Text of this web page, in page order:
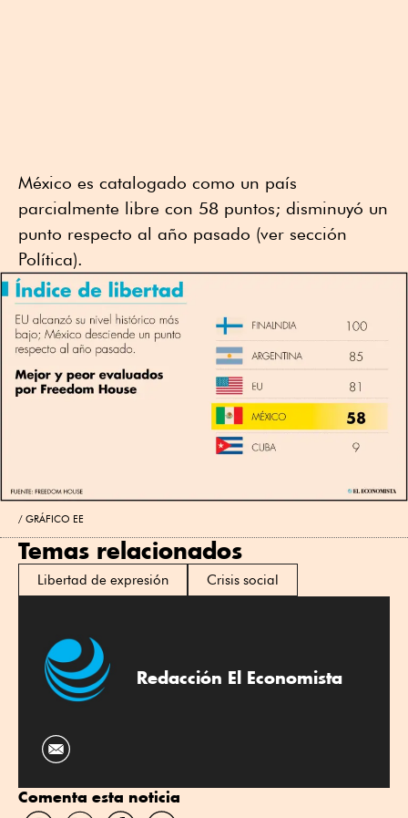
México es catalogado como un país
parcialmente libre con 58 puntos; disminuyó un
punto respecto al año pasado (ver sección
Política).
GRÁFICO EE
Temas relacionados
Libertad de expresión Crisis social
Redacción El Economista
Comenta esta noticia